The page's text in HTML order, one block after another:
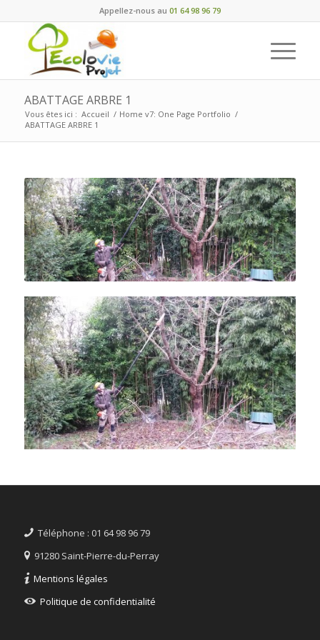
Appellez-nous au 01 64 98 96 79
ABATTAGE ARBRE 1
Vous êtes ici : Accueil / Home v7: One Page Portfolio /
ABATTAGE ARBRE 1
Téléphone : 01 64 98 96 79
91280 Saint-Pierre-du-Perray
Mentions légales
Politique de confidentialité